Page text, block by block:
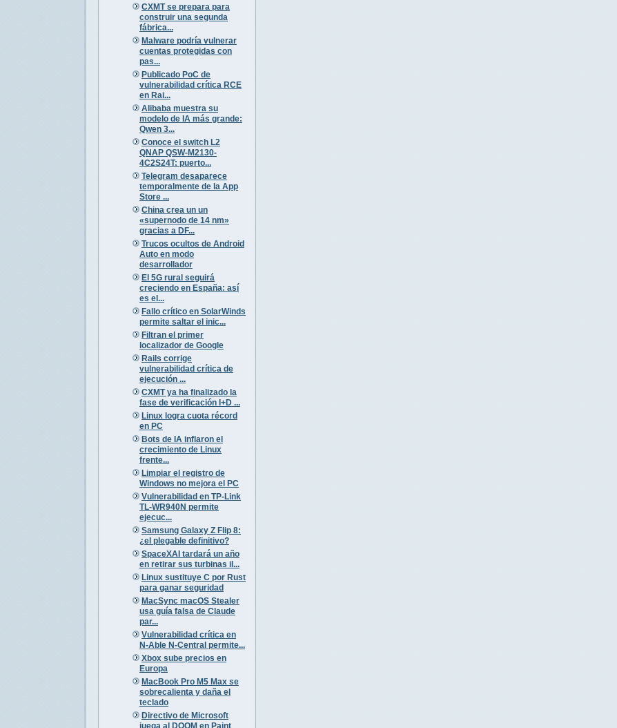
CXMT se prepara para
construir una segunda
fábrica...
Malware podría vulnerar
cuentas protegidas con
pas...
Publicado PoC de
vulnerabilidad crítica RCE
en Rai...
Alibaba muestra su
modelo de IA más grande:
Qwen 3...
Conoce el switch L2
QNAP QSW-M2130-
4C2S24T: puerto...
Telegram desaparece
temporalmente de la App
Store ...
China crea un un
«supernodo de 14 nm»
gracias a DF...
Trucos ocultos de Android
Auto en modo
desarrollador
El 5G rural seguirá
creciendo en España: así
es el...
Fallo crítico en SolarWinds
permite saltar el inic...
Filtran el primer
localizador de Google
Rails corrige
vulnerabilidad crítica de
ejecución ...
CXMT ya ha finalizado la
fase de verificación I+D ...
Linux logra cuota récord
en PC
Bots de IA inflaron el
crecimiento de Linux
frente...
Limpiar el registro de
Windows no mejora el PC
Vulnerabilidad en TP-Link
TL-WR940N permite
ejecuc...
Samsung Galaxy Z Flip 8:
¿el plegable definitivo?
SpaceXAI tardará un año
en retirar sus turbinas il...
Linux sustituye C por Rust
para ganar seguridad
MacSync macOS Stealer
usa guía falsa de Claude
par...
Vulnerabilidad crítica en
N-Able N-Central permite...
Xbox sube precios en
Europa
MacBook Pro M5 Max se
sobrecalienta y daña el
teclado
Directivo de Microsoft
juega al DOOM en Paint